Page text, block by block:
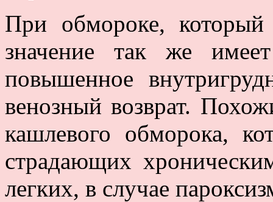
При обмороке, который
значение так же
повышенное
венозный возврат.
кашлевого обморока,
страдающих
легких, в случае